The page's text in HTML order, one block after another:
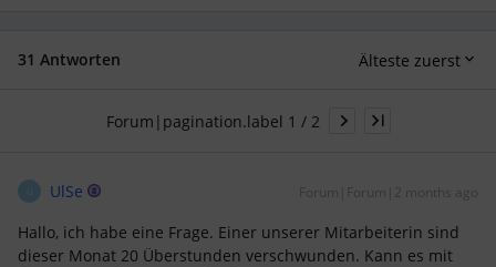
31 Antworten Älteste zuerst
Forum|pagination.label 1 / 2
UlSe Forum|Forum|2 months ago
Hallo, ich habe eine Frage. Einer unserer Mitarbeiterin sind
dieser Monat 20 Überstunden verschwunden. Kann es mit